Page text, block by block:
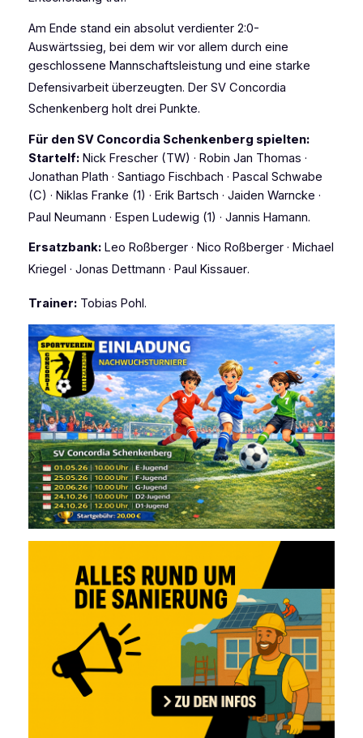
Am Ende stand ein absolut verdienter 2:0-
Auswärtssieg, bei dem wir vor allem durch eine
geschlossene Mannschaftsleistung und eine starke
Defensivarbeit überzeugten. Der SV Concordia
Schenkenberg holt drei Punkte.
Für den SV Concordia Schenkenberg spielten:
Startelf:Nick Frescher (TW) · Robin Jan Thomas ·
Jonathan Plath · Santiago Fischbach · Pascal Schwabe
(C) · Niklas Franke (1) · Erik Bartsch · Jaiden Warncke ·
Paul Neumann · Espen Ludewig (1) · Jannis Hamann.
Ersatzbank:Leo Roßberger · Nico Roßberger · Michael
Kriegel · Jonas Dettmann · Paul Kissauer.
Trainer:Tobias Pohl.